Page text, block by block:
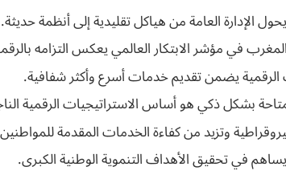
الإدارة العامة من هياكل تقليدية إلى أنظمة حديثة.
في مؤشر الابتكار العالمي يعكس التزامه
يضمن تقديم خدمات أسرع وأكثر شفافية.
بشكل ذكي هو أساس الاستراتيجيات الرقمية
وتزيد من كفاءة الخدمات المقدمة
يساهم في تحقيق الأهداف التنموية الوطنية الكبرى.